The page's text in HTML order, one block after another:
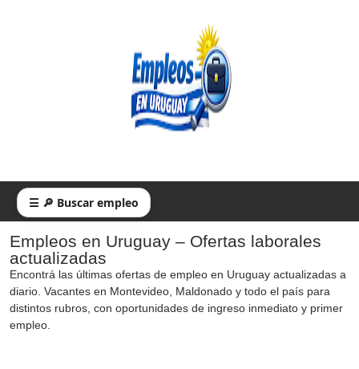
☰ 🔎 Buscar empleo
Empleos en Uruguay – Ofertas laborales
actualizadas
Encontrá las últimas ofertas de empleo en Uruguay actualizadas a
diario. Vacantes en Montevideo, Maldonado y todo el país para
distintos rubros, con oportunidades de ingreso inmediato y primer
empleo.